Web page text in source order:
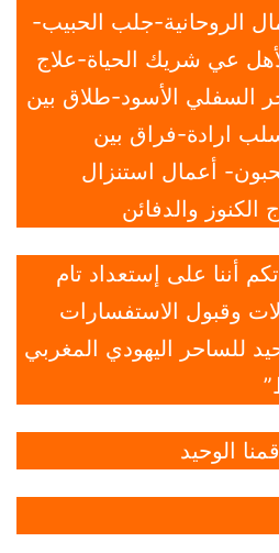
الروحانية-جلب الحبيب-
عي شريك الحياة-علاج
السفلي الأسود-طلاق بين
ارادة-فراق بين
أعمال استنزال
والدفائن
أننا على إستعداد تام
وقبول الاستفسارات
للساحر اليهودي المغربي
الوحيد